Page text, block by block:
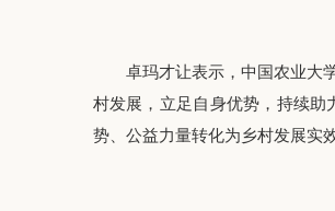
卓玛才让表示，中国农业大
村发展，立足自身优势，持续助
势、公益力量转化为乡村发展实